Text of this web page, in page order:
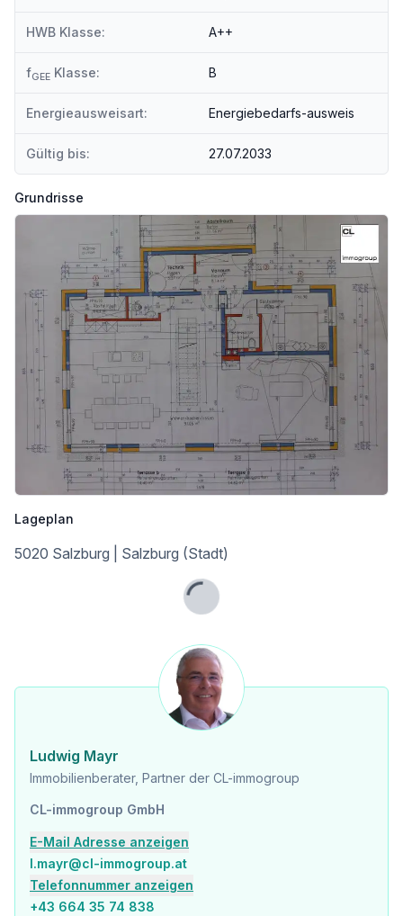
HWB Klasse: A++
fGEE Klasse: B
Energieausweisart: Energiebedarfs-ausweis
Gültig bis: 27.07.2033
Grundrisse
Lageplan
5020 Salzburg | Salzburg (Stadt)
Lade...
Ludwig Mayr
Immobilienberater, Partner der CL-immogroup
CL-immogroup GmbH
E-Mail Adresse anzeigen
l.mayr@cl-immogroup.at
Telefonnummer anzeigen
+43 664 35 74 838